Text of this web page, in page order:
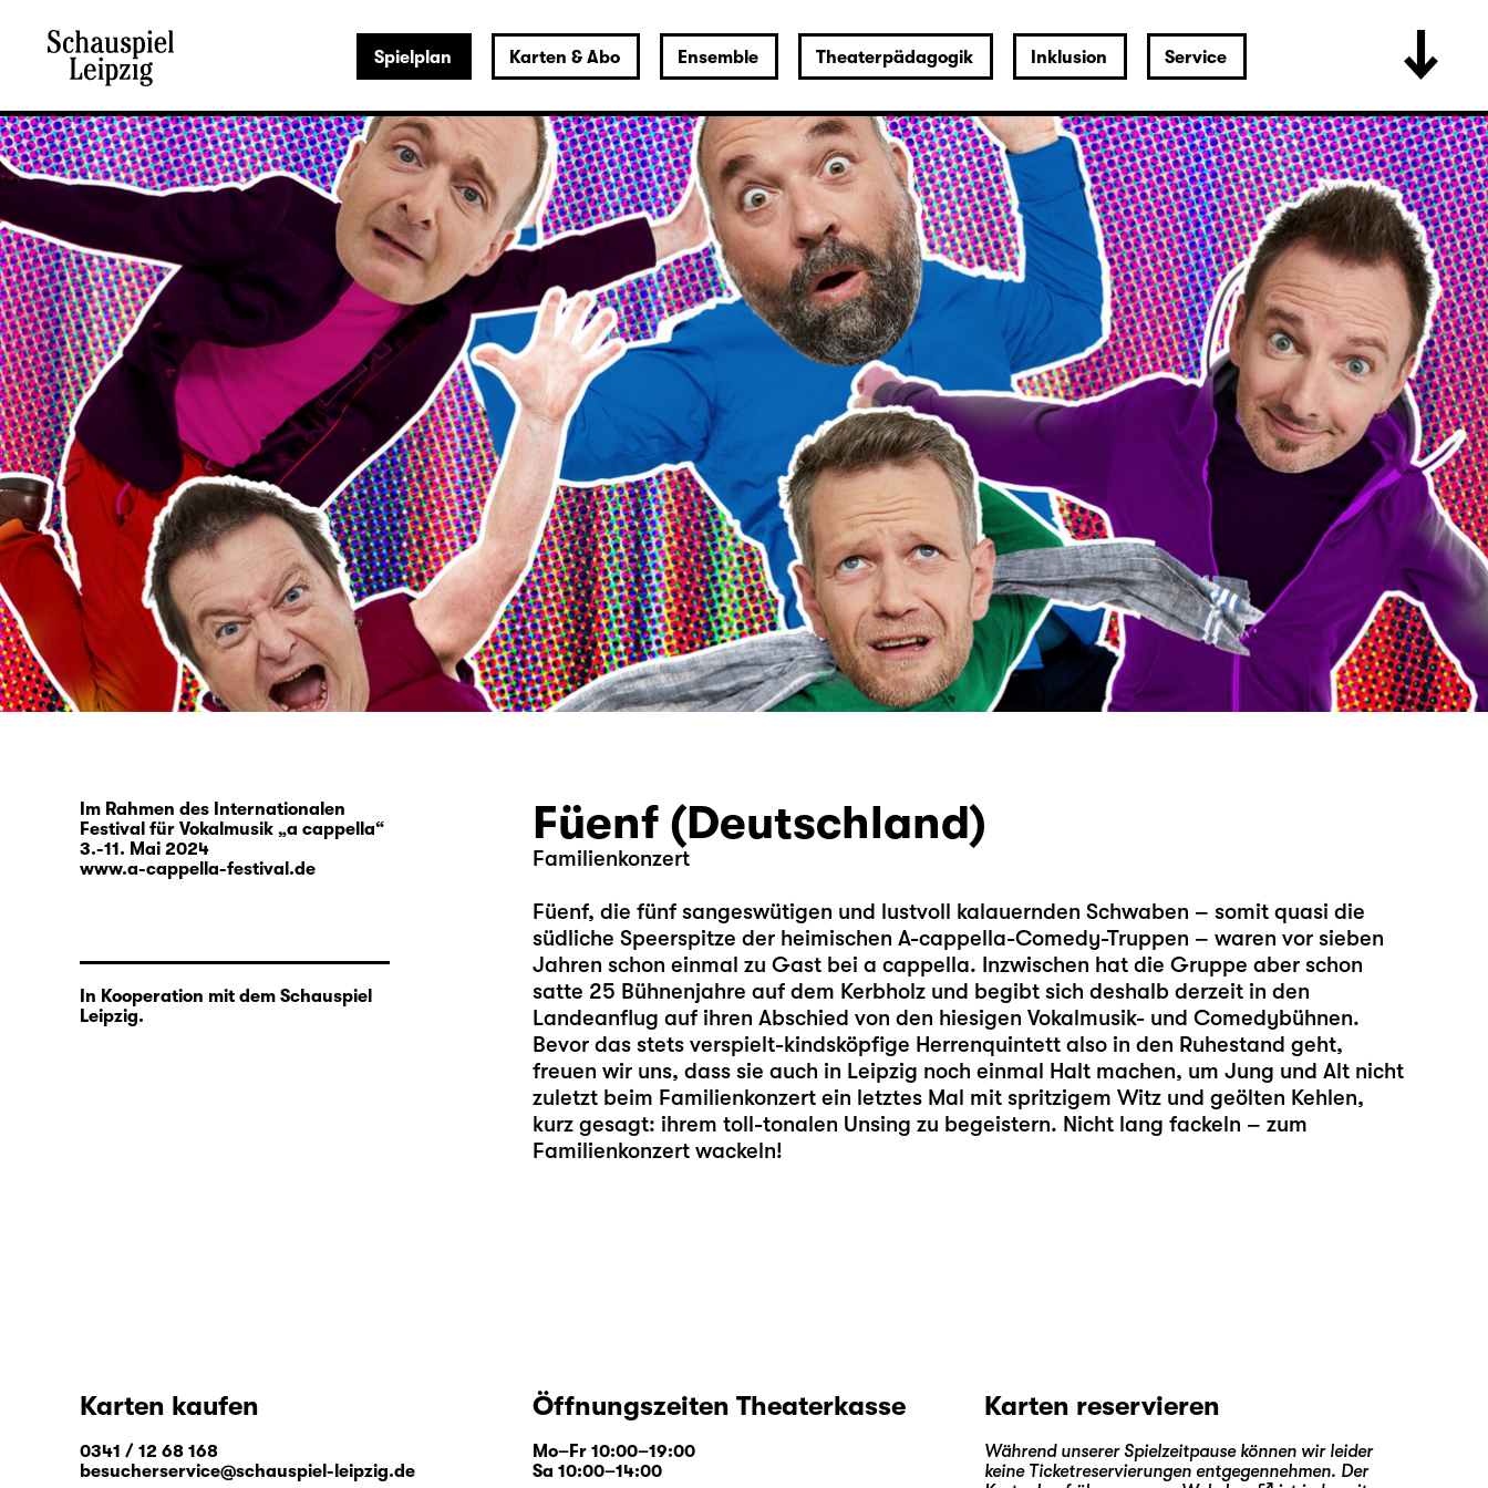
Spielplan Karten & Abo Ensemble Theaterpädagogik Inklusion Service
Füenf (Deutschland)
Familienkonzert
Füenf, die fünf sangeswütigen und lustvoll kalauernden Schwaben – somit quasi die
südliche Speerspitze der heimischen A-cappella-Comedy-Truppen – waren vor sieben
Jahren schon einmal zu Gast bei a cappella. Inzwischen hat die Gruppe aber schon
satte 25 Bühnenjahre auf dem Kerbholz und begibt sich deshalb derzeit in den
Landeanflug auf ihren Abschied von den hiesigen Vokalmusik- und Comedybühnen.
Bevor das stets verspielt-kindsköpfige Herrenquintett also in den Ruhestand geht,
freuen wir uns, dass sie auch in Leipzig noch einmal Halt machen, um Jung und Alt nicht
zuletzt beim Familienkonzert ein letztes Mal mit spritzigem Witz und geölten Kehlen,
kurz gesagt: ihrem toll-tonalen Unsing zu begeistern. Nicht lang fackeln – zum
Familienkonzert wackeln!
Im Rahmen des Internationalen
Festival für Vokalmusik „a cappella“
3.-11. Mai 2024
www.a-cappella-festival.de
In Kooperation mit dem Schauspiel
Leipzig.
Karten kaufen
0341 / 12 68 168
besucherservice@schauspiel-leipzig.de
Öffnungszeiten Theaterkasse
Mo–Fr 10:00–19:00
Sa 10:00–14:00
Karten reservieren
Während unserer Spielzeitpause können wir leider
keine Ticketreservierungen entgegennehmen. Der